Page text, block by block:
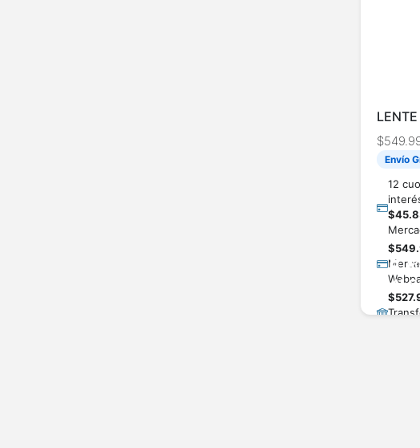
DC F/
$
Envío
12
$
$
$
AL